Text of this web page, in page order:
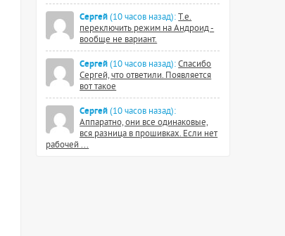
Сергей (10 часов назад): Т.е.
переключить режим на Андроид -
вообще не вариант.
Сергей (10 часов назад): Спасибо
Сергей, что ответили. Появляется
вот такое
Сергей (10 часов назад):
Аппаратно, они все одинаковые,
вся разница в прошивках. Если нет
рабочей ...